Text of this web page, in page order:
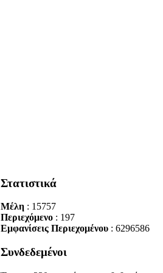
Στατιστικά
Μέλη : 15757
Περιεχόμενο : 197
Εμφανίσεις Περιεχομένου : 6296586
Συνδεδεμένοι